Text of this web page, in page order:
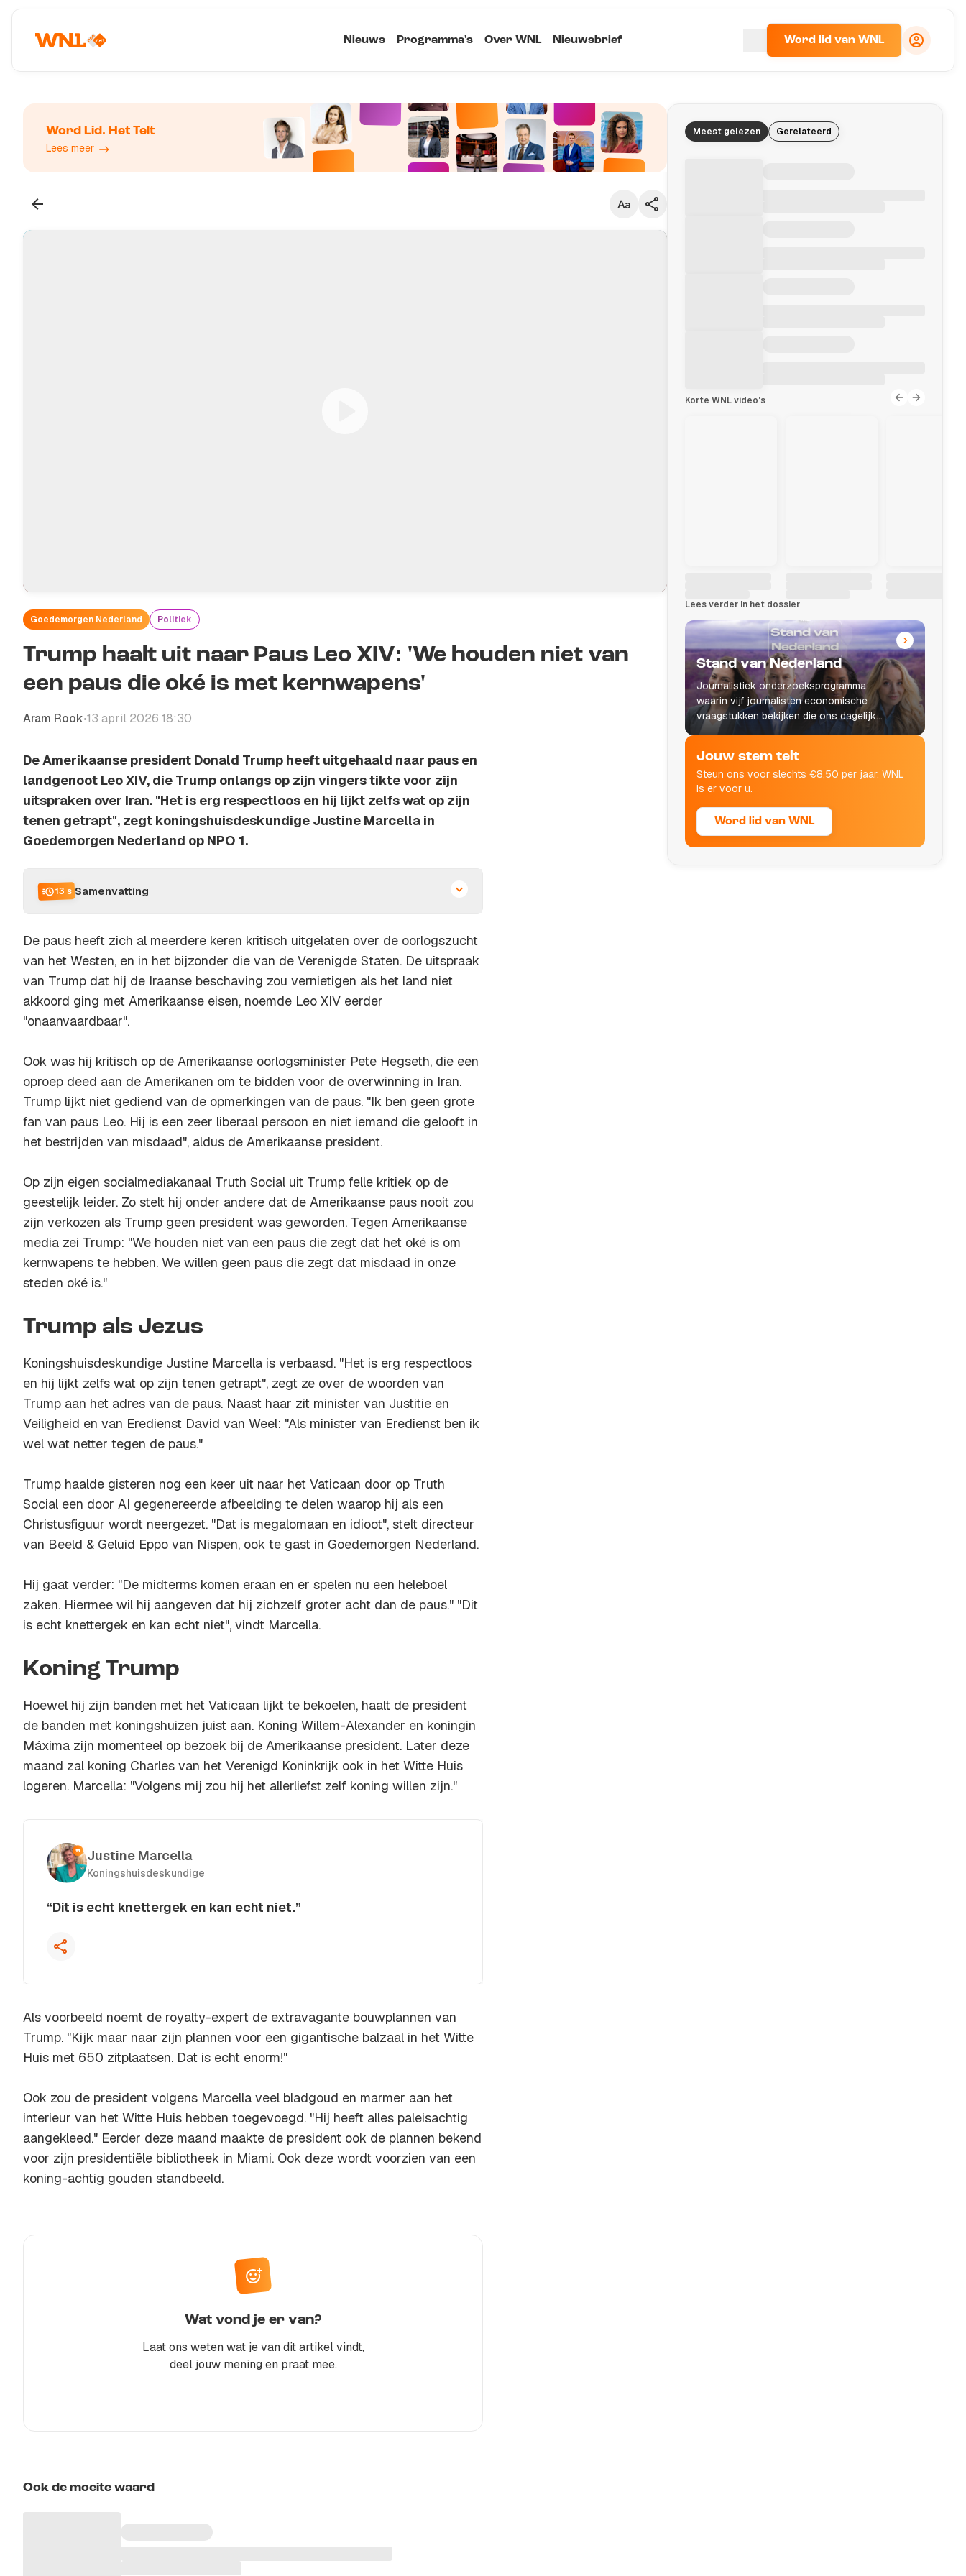
Nieuws Programma's Over WNL Nieuwsbrief Word lid van WNL
Word Lid. Het Telt
Lees meer
Goedemorgen Nederland Politiek
Trump haalt uit naar Paus Leo XIV: 'We houden niet van
een paus die oké is met kernwapens'
Aram Rook•13 april 2026 18:30
De Amerikaanse president Donald Trump heeft uitgehaald naar paus en
landgenoot Leo XIV, die Trump onlangs op zijn vingers tikte voor zijn
uitspraken over Iran. "Het is erg respectloos en hij lijkt zelfs wat op zijn
tenen getrapt", zegt koningshuisdeskundige Justine Marcella in
Goedemorgen Nederland op NPO 1.
13 s Samenvatting
De paus heeft zich al meerdere keren kritisch uitgelaten over de oorlogszucht
van het Westen, en in het bijzonder die van de Verenigde Staten. De uitspraak
van Trump dat hij de Iraanse beschaving zou vernietigen als het land niet
akkoord ging met Amerikaanse eisen, noemde Leo XIV eerder
"onaanvaardbaar".
Ook was hij kritisch op de Amerikaanse oorlogsminister Pete Hegseth, die een
oproep deed aan de Amerikanen om te bidden voor de overwinning in Iran.
Trump lijkt niet gediend van de opmerkingen van de paus. "Ik ben geen grote
fan van paus Leo. Hij is een zeer liberaal persoon en niet iemand die gelooft in
het bestrijden van misdaad", aldus de Amerikaanse president.
Op zijn eigen socialmediakanaal Truth Social uit Trump felle kritiek op de
geestelijk leider. Zo stelt hij onder andere dat de Amerikaanse paus nooit zou
zijn verkozen als Trump geen president was geworden. Tegen Amerikaanse
media zei Trump: "We houden niet van een paus die zegt dat het oké is om
kernwapens te hebben. We willen geen paus die zegt dat misdaad in onze
steden oké is."
Trump als Jezus
Koningshuisdeskundige Justine Marcella is verbaasd. "Het is erg respectloos
en hij lijkt zelfs wat op zijn tenen getrapt", zegt ze over de woorden van
Trump aan het adres van de paus. Naast haar zit minister van Justitie en
Veiligheid en van Eredienst David van Weel: "Als minister van Eredienst ben ik
wel wat netter tegen de paus."
Trump haalde gisteren nog een keer uit naar het Vaticaan door op Truth
Social een door AI gegenereerde afbeelding te delen waarop hij als een
Christusfiguur wordt neergezet. "Dat is megalomaan en idioot", stelt directeur
van Beeld & Geluid Eppo van Nispen, ook te gast in Goedemorgen Nederland.
Hij gaat verder: "De midterms komen eraan en er spelen nu een heleboel
zaken. Hiermee wil hij aangeven dat hij zichzelf groter acht dan de paus." "Dit
is echt knettergek en kan echt niet", vindt Marcella.
Koning Trump
Hoewel hij zijn banden met het Vaticaan lijkt te bekoelen, haalt de president
de banden met koningshuizen juist aan. Koning Willem-Alexander en koningin
Máxima zijn momenteel op bezoek bij de Amerikaanse president. Later deze
maand zal koning Charles van het Verenigd Koninkrijk ook in het Witte Huis
logeren. Marcella: "Volgens mij zou hij het allerliefst zelf koning willen zijn."
Justine Marcella
Koningshuisdeskundige
“Dit is echt knettergek en kan echt niet.”
Kopieer quote
Als voorbeeld noemt de royalty-expert de extravagante bouwplannen van
Trump. "Kijk maar naar zijn plannen voor een gigantische balzaal in het Witte
Huis met 650 zitplaatsen. Dat is echt enorm!"
Ook zou de president volgens Marcella veel bladgoud en marmer aan het
interieur van het Witte Huis hebben toegevoegd. "Hij heeft alles paleisachtig
aangekleed." Eerder deze maand maakte de president ook de plannen bekend
voor zijn presidentiële bibliotheek in Miami. Ook deze wordt voorzien van een
koning-achtig gouden standbeeld.
Wat vond je er van?
Laat ons weten wat je van dit artikel vindt,
deel jouw mening en praat mee.
Ook de moeite waard
Meest gelezen Gerelateerd
Korte WNL video's
Lees verder in het dossier
Stand van Nederland
Journalistiek onderzoeksprogramma
waarin vijf journalisten economische
vraagstukken bekijken die ons dagelijks
leven raken.
Jouw stem telt
Steun ons voor slechts €8,50 per jaar. WNL
is er voor u.
Word lid van WNL